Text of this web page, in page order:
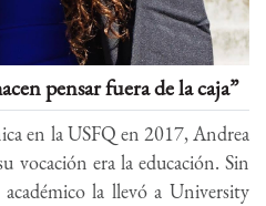
pensar fuera de la caja”
en la USFQ en 2017, Andrea
vocación era la educación. Sin
la llevó a University